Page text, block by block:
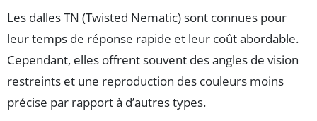
Les dalles TN (Twisted Nematic) sont connues pour
leur temps de réponse rapide et leur coût abordable.
Cependant, elles offrent souvent des angles de vision
restreints et une reproduction des couleurs moins
précise par rapport à d’autres types.